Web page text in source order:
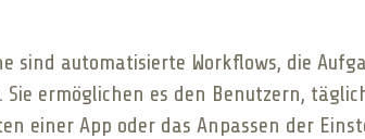
sind automatisierte Workflows, die
ermöglichen es den Benutzern,
einer App oder das Anpassen der